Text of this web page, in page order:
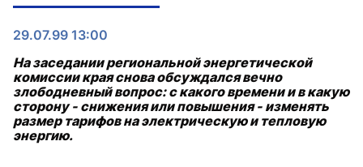
29.07.99 13:00
На заседании региональной энергетической
комиссии края снова обсуждался вечно
злободневный вопрос: с какого времени и в какую
сторону - снижения или повышения - изменять
размер тарифов на электрическую и тепловую
энергию.